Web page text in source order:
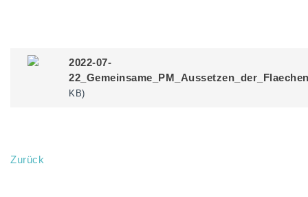
2022-07-
KB)
Zurück